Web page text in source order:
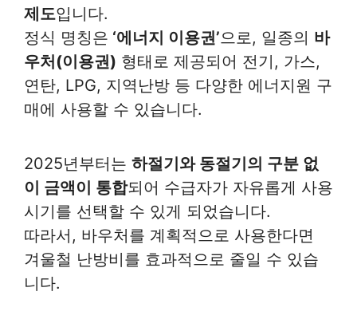
제도입니다.
정식 명칭은 ‘에너지 이용권’으로, 일종의 바
우처(이용권) 형태로 제공되어 전기, 가스,
연탄, LPG, 지역난방 등 다양한 에너지원 구
매에 사용할 수 있습니다.
2025년부터는 하절기와 동절기의 구분 없
이 금액이 통합되어 수급자가 자유롭게 사용
시기를 선택할 수 있게 되었습니다.
따라서, 바우처를 계획적으로 사용한다면
겨울철 난방비를 효과적으로 줄일 수 있습
니다.